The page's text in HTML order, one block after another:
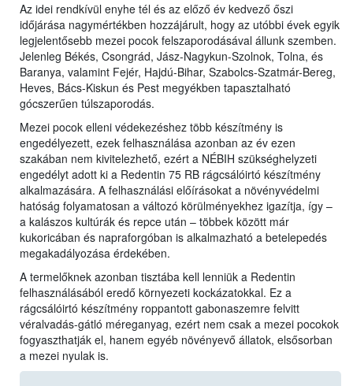
Az idei rendkívül enyhe tél és az előző év kedvező őszi
időjárása nagymértékben hozzájárult, hogy az utóbbi évek egyik
legjelentősebb mezei pocok felszaporodásával állunk szemben.
Jelenleg Békés, Csongrád, Jász-Nagykun-Szolnok, Tolna, és
Baranya, valamint Fejér, Hajdú-Bihar, Szabolcs-Szatmár-Bereg,
Heves, Bács-Kiskun és Pest megyékben tapasztalható
gócszerűen túlszaporodás.
Mezei pocok elleni védekezéshez több készítmény is
engedélyezett, ezek felhasználása azonban az év ezen
szakában nem kivitelezhető, ezért a NÉBIH szükséghelyzeti
engedélyt adott ki a Redentin 75 RB rágcsálóirtó készítmény
alkalmazására. A felhasználási előírásokat a növényvédelmi
hatóság folyamatosan a változó körülményekhez igazítja, így –
a kalászos kultúrák és repce után – többek között már
kukoricában és napraforgóban is alkalmazható a betelepedés
megakadályozása érdekében.
A termelőknek azonban tisztába kell lenniük a Redentin
felhasználásából eredő környezeti kockázatokkal. Ez a
rágcsálóirtó készítmény roppantott gabonaszemre felvitt
véralvadás-gátló méreganyag, ezért nem csak a mezei pocokok
fogyaszthatják el, hanem egyéb növényevő állatok, elsősorban
a mezei nyulak is.